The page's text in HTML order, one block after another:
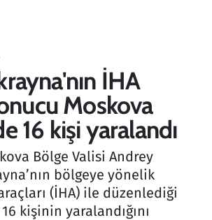
İHA
Moskova
16 kişi yaralandı
Bölge Valisi Andrey
bölgeye yönelik
(İHA) ile düzenlediği
kişinin yaralandığını